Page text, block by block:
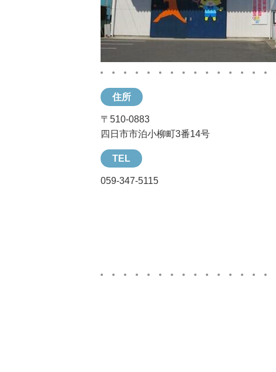
住所
〒510-0883
四日市市泊小柳町3番14号
TEL
059-347-5115